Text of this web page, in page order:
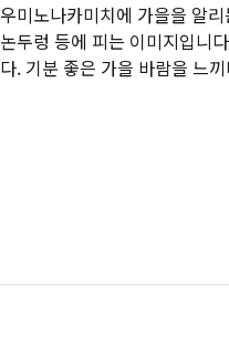
우미노나카미치에 가을을 알
논두렁 등에 피는 이미지입니
다. 기분 좋은 가을 바람을 느